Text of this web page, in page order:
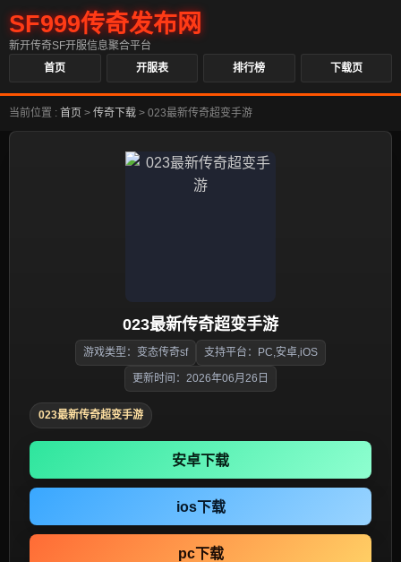
SF999传奇发布网
新开传奇SF开服信息聚合平台
首页
开服表 排行榜 下载页
当前位置 : 首页 > 传奇下载 > 023最新传奇超变手游
023最新传奇超变手游
游戏类型：变态传奇sf 支持平台：PC,安卓,iOS
更新时间：2026年06月26日
023最新传奇超变手游
安卓下载
ios下载
pc下载